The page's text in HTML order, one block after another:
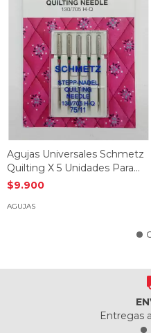
Agujas Universales Schmetz
Quilting X 5 Unidades Para
Janome
$9.900
AGUJAS
Entregas